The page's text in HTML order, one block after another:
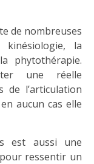
de nombreuses
kinésiologie, la
phytothérapie.
une réelle
de l’articulation
aucun cas elle
est aussi une
ressentir un